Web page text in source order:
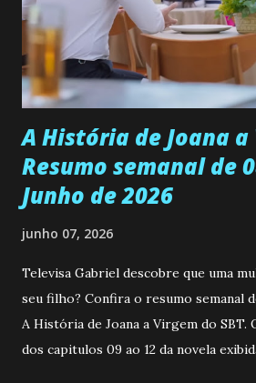
muito madura para a idade,
empática. Detesta injustiças e é uma
teimosa e muito persistente quando
Durante um exame ginecológico, ela é
A História de Joana a
Resumo semanal de
Junho de 2026
junho 07, 2026
Televisa Gabriel descobre que uma
seu filho? Confira o resumo semanal
A História de Joana a Virgem do SBT.
dos capitulos 09 ao 12 da novela